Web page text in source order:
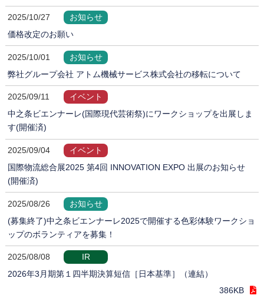
2025/10/27
お知らせ
価格改定のお願い
2025/10/01
お知らせ
弊社グループ会社 アトム機械サービス株式会社の移転について
2025/09/11
イベント
中之条ビエンナーレ(国際現代芸術祭)にワークショップを出展しま
す(開催済)
2025/09/04
イベント
国際物流総合展2025 第4回 INNOVATION EXPO 出展のお知らせ
(開催済)
2025/08/26
お知らせ
(募集終了)中之条ビエンナーレ2025で開催する色彩体験ワークショ
ップのボランティアを募集！
2025/08/08
IR
2026年3月期第１四半期決算短信［日本基準］（連結）
386KB